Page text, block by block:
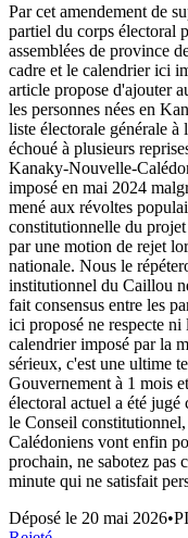
Par cet amendement de
partiel du corps électoral
assemblées de province
cadre et le calendrier ici
article propose d'ajouter
les personnes nées en
liste électorale générale
échoué à plusieurs
Kanaky-Nouvelle-
imposé en mai 2024
mené aux révoltes
constitutionnelle du
par une motion de rejet
nationale. Nous le
institutionnel du Caillou
fait consensus entre les
ici proposé ne respecte
calendrier imposé par la
sérieux, c'est une ultime
Gouvernement à 1 mois
électoral actuel a été
le Conseil
Calédoniens vont enfin
prochain, ne sabotez pas
minute qui ne satisfait
Déposé le 20 mai 2026•